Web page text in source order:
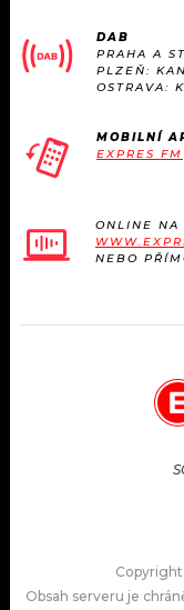
DAB
PRAHA A
PLZEŇ:
OSTRAVA:
MOBILNÍ
EXPRES FM
ONLINE NA
NEBO
Copyright
Obsah serveru je